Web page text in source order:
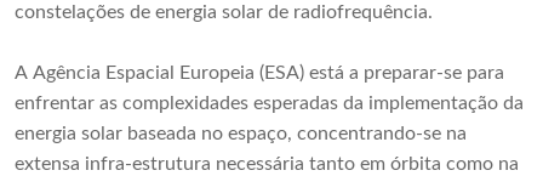
constelações de energia solar de radiofrequência.
A Agência Espacial Europeia (ESA) está a preparar-se para
enfrentar as complexidades esperadas da implementação da
energia solar baseada no espaço, concentrando-se na
extensa infra-estrutura necessária tanto em órbita como na